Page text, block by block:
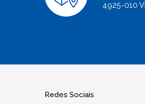
4925-010
Redes Sociais